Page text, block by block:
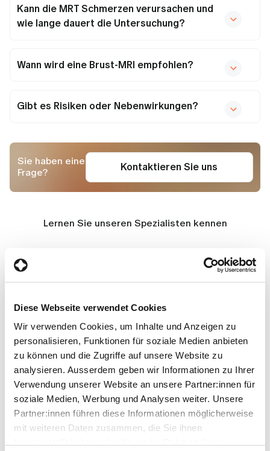
Diese Webseite verwendet Cookies
Wir verwenden Cookies, um Inhalte und Anzeigen zu
personalisieren, Funktionen für soziale Medien anbieten
zu können und die Zugriffe auf unsere Website zu
analysieren. Ausserdem geben wir Informationen zu Ihrer
Verwendung unserer Website an unsere Partner:innen für
soziale Medien, Werbung und Analysen weiter. Unsere
Partner:innen führen diese Informationen möglicherweise
mit weiteren Daten zusammen, die Sie ihnen
Kann die MRT Schmerzen verursachen und
wie lange dauert die Untersuchung?
Wann wird eine Brust-MRI empfohlen?
Gibt es Risiken oder Nebenwirkungen?
Sie haben eine
Frage?
Kontaktieren Sie uns
Lernen Sie unseren Spezialisten kennen